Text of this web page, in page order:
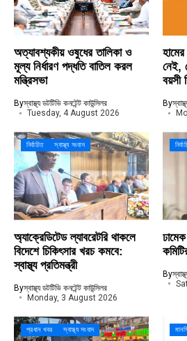
অত্যাবশ্যকীয় ওষুধের তালিকা ও
মূল্য নির্ধারণ পদ্ধতি বাতিল করল
মন্ত্রিসভা
Byস্বাস্থ্য ডটটিভি কনটেন্ট কাউন্সিলর
Tuesday, 4 August 2026
নেই,
বয়সী
By
নির্বাচিত স্বাস্থ্য সংবাদ
অ্যাক্রেডিটেড ল্যাবরেটরি থাকলে
বিদেশে চিকিৎসার খরচ কমবে:
স্বাস্থ্য প্রতিমন্ত্রী
Byস্বাস্থ্য ডটটিভি কনটেন্ট কাউন্সিলর
Monday, 3 August 2026
By
প্রধান খবর স্বাস্থ্য সংবাদ